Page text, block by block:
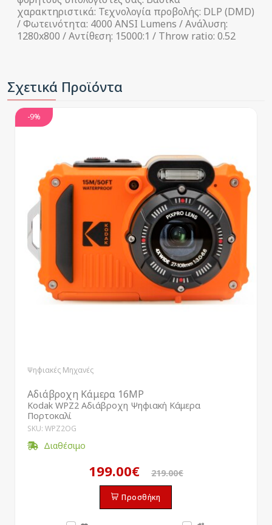
χαρακτηριστικά: Τεχνολογία προβολής: DLP (DMD)
/ Φωτεινότητα: 4000 ANSI Lumens / Ανάλυση:
1280x800 / Αντίθεση: 15000:1 / Throw ratio: 0.52
Σχετικά Προϊόντα
-9%
Ψηφιακές Μηχανές
Αδιάβροχη Κάμερα 16MP
Kodak WPZ2 Αδιάβροχη Ψηφιακή Κάμερα
Πορτοκαλί
SKU: WPZ2OG
Διαθέσιμο
199.00€ 219.00€
Προσθήκη